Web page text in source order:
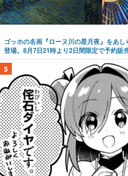
ゴッホの名画『ローヌ川の星月夜』をあ
登場。8月7日21時より2日間限定で予約販
5